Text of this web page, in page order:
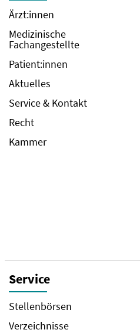
Ärzt:innen
Medizinische
Fachangestellte
Patient:innen
Aktuelles
Service & Kontakt
Recht
Kammer
Service
Stellenbörsen
Verzeichnisse